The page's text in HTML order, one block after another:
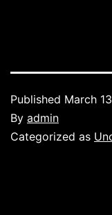
Published March
By admin
Categorized as